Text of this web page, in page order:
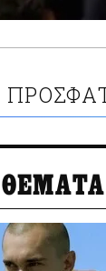
ΘΕΜΑΤΑ